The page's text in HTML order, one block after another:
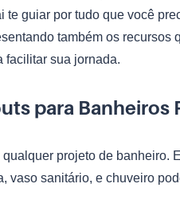
te guiar por tudo que você
também os recursos
facilitar sua jornada.
para Banheiros
projeto de banheiro.
vaso sanitário, e chuveiro